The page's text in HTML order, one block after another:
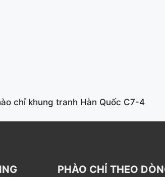
chỉ khung tranh Hàn Quốc C7-4
PHÀO CHỈ THEO